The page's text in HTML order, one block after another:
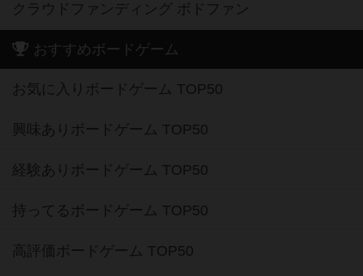
クラウドファンディング ボドファン
おすすめボードゲーム
お気に入りボードゲーム TOP50
興味ありボードゲーム TOP50
経験ありボードゲーム TOP50
持ってるボードゲーム TOP50
高評価ボードゲーム TOP50